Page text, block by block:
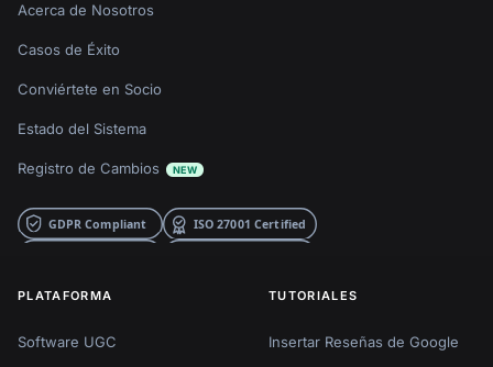
Acerca de Nosotros
Casos de Éxito
Conviértete en Socio
Estado del Sistema
Registro de Cambios NEW
PLATAFORMA
Software UGC
TUTORIALES
Insertar Reseñas de Google